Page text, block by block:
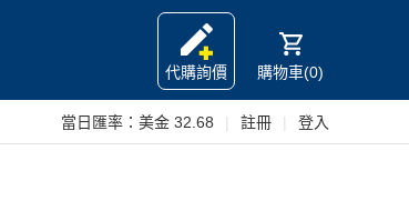
代購詢價
購物車(0)
當日匯率： 美金 32.68 註冊 登入